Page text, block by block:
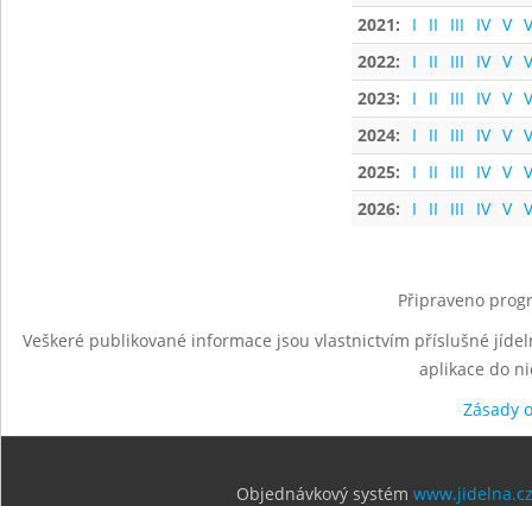
2021:
I II III IV V
2022:
I II III IV V
2023:
I II III IV V
2024:
I II III IV V
2025:
I II III IV V
2026:
I II III IV V
Připraveno
Veškeré publikované informace jsou vlastnictvím příslušné
aplikace do
Zásady
Objednávkový systém www.jidelna.cz